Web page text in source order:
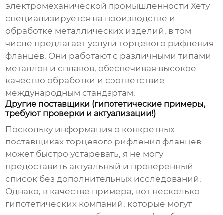
электромеханической промышленности Хету
специализируется на производстве и
обработке металлических изделий, в том
числе предлагает услугиторцевого рифления
фланцев. Они работают с различными типами
металлов и сплавов, обеспечивая высокое
качество обработки и соответствие
международным стандартам.
Другие поставщики (гипотетические примеры,
требуют проверки и актуализации!)
Поскольку информация о конкретных
поставщиках торцевого рифления фланцев
может быстро устаревать, я не могу
предоставить актуальный и проверенный
список без дополнительных исследований.
Однако, в качестве примера, вот несколько
гипотетических компаний, которые могут